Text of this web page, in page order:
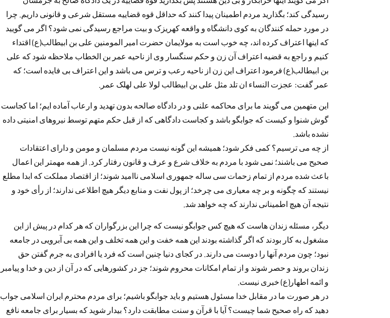
رسیدگی کند؛ بگذارید مردم اطمینان پیدا کنند که حداقل قوه قضاییه مستقل شرعی و قانونی داریم. چرا
در مورد حمله کنندگان به کوی دانشگاه و واقعه کهریزک و بیت مراجع رسیدگی نمی شود؟ اگر می گویید
که اینها اعتراف کرده اند، چه خوب است به مولایمان حضرت امیر المومنین علی بن ابیطالب(ع) اقتداء
کنیم و راجع به قضیه اعتراف آن زن و حکم سنگسار وی از ناحیه عمر بن الخطاب ملاحظه شود که علی
بن ابیطالب(ع) فرمود اعتراف این زن از ناحیه رعب و ترس می باشد و این اعتراف بی فایده است؛ که
عمر گفت: عجزت النساء ان تلد مثل علی بن ابیطالب لولا علی لهلک عمر.
این متهمین می گویند ما برای محاکمه علنی و در دادگاه صالحه بدون تهدید و ارعاب آماده ایم؛ اما کجاست
گوش شنوا و کیست که جوابگو باشد و کجاست دادگاهی که از قبل حکم متهم توسط نیروهای امنیتی داده
نشده باشد.
از چه می ترسیم؟ کمی فکر شود؛ همیشه این گونه نیست مردم مسلمان و مومن و دارای اعتقادات
صحیح می باشند؛ نمی شود با مردم به خلاف شرع و عرف و قانون رفتار کرد. از همه مهمتر این اعمال
باعث شده مردم از تمام زحمات سی ساله جمهوری اسلامی ناامید شوند؛ از اقتصاد مملکت که ابدا مطلع
نیستند که چگونه و بر چه معیاری می چرخد؛ از پول نفت و منابع دیگر هیچ اطلاعی ندارند؛ از رأی خود و
نتیجه آن هیچ اطمینانی ندارند که چه خواهد شد.
دیگر، مسئله زندان هاست که هیچ کس جوابگو نیست که چرا این بزرگواران که هر کدام در پیش از این
مشغول به کار بودند که اگر گذاشته بودند این همه خفت و این همه تخلف و این همه بی آبرویی در جامعه
نبود؛ چون مردم آنها را دوست می دارند. در کجای دنیا چنین است که فرد یا افرادی به جرم گفتن حق
زندان بروند و حصر شوند و از تمام امکانات محروم شوند؛ جز در کشورهایی که در آن از دین و خدا و پیامبر
و ائمه اطهار(ع) خبری نیست.
در هر صورت ما در مقابل خدا مسئول هستیم و باید جوابگو باشیم؛ برای مردم محترم ایران اسلامی جواب
دهید که راه صحیح شما چیست؟ آیا با قرآن و سنت مطابقت دارد؟ بیدار شوید که بسیار برای جامعه نافع